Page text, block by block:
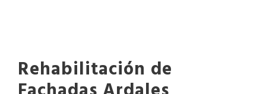
Rehabilitación de